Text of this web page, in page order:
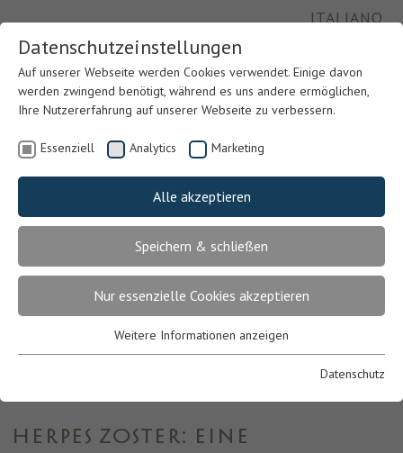
ITALIANO
Previous
HERPES ZOSTER: EINE
Datenschutzeinstellungen
Auf unserer Webseite werden Cookies verwendet. Einige davon
werden zwingend benötigt, während es uns andere ermöglichen,
Ihre Nutzererfahrung auf unserer Webseite zu verbessern.
Essenziell Analytics Marketing
Alle akzeptieren
Speichern & schließen
Nur essenzielle Cookies akzeptieren
Essenzielle Cookies werden für grundlegende Funktionen der
einwandfrei funktioniert.
Name cookie_optin
Cookie-Informationen anzeigen
Weitere Informationen anzeigen
Datenschutz